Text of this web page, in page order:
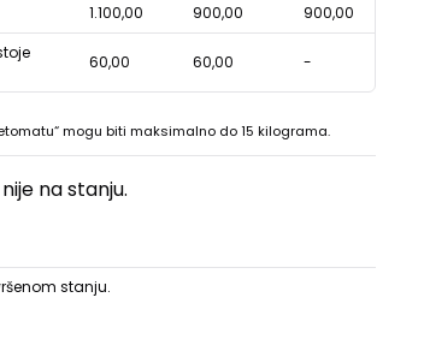
1.100,00 900,00
900,00
60,00 60,00 -
mogu biti maksimalno do 15 kilograma.
na stanju.
stanju.